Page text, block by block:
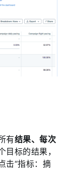
有结果、每次
目标的结果，
击“指标：摘